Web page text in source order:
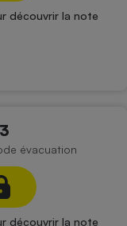
découvrir la note
évacuation
découvrir la note